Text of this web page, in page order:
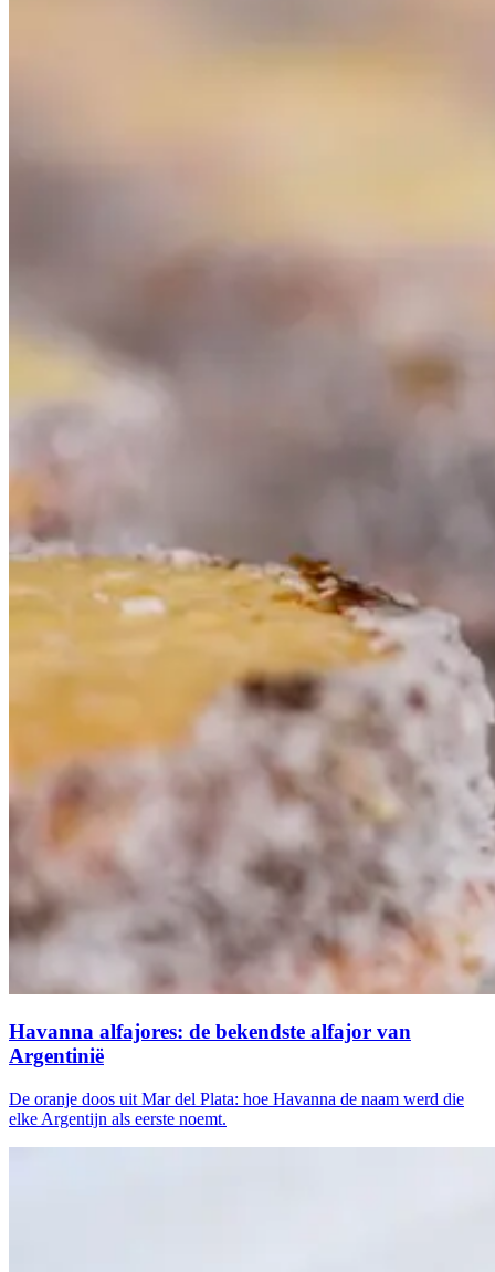
Havanna alfajores: de bekendste alfajor van
Argentinië
De oranje doos uit Mar del Plata: hoe Havanna de naam werd die
elke Argentijn als eerste noemt.